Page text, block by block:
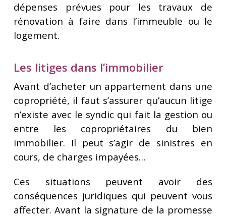
dépenses prévues pour les travaux de
rénovation à faire dans l’immeuble ou le
logement.
Les litiges dans l’immobilier
Avant d’acheter un appartement dans une
copropriété, il faut s’assurer qu’aucun litige
n’existe avec le syndic qui fait la gestion ou
entre les copropriétaires du bien
immobilier. Il peut s’agir de sinistres en
cours, de charges impayées…
Ces situations peuvent avoir des
conséquences juridiques qui peuvent vous
affecter. Avant la signature de la promesse